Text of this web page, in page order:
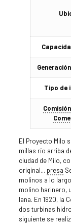
Tipo de
El Proyecto Milo
millas río arriba
ciudad de Milo,
original... presa
molinos a lo
molino harinero,
lana. En 1920, la
dos turbinas
siguiente se